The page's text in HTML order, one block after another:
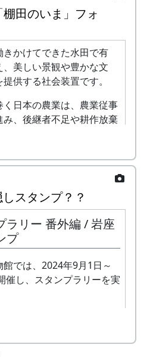
棚⽥の
1999
棚⽥の
ステー
ジへ
1999
⻩⾦の
海
1999
ン
みんな
テン
あした
は帰ろ
2000
ってい
る
2002
田のいま」フォ
かけてできた水田で有
美しい景観や豊かな文
供する社会装置です。
く日本の農業は、農業従事
、後継者不足や耕作放棄
。
ている日本の農業・農村
盤となる棚田を維持・保
課題となっています。
り棚田に関する研究・啓
新たに「棚田のいま」を
真に捉え、広く国民に発
に寄与したいと考え、こ
2回 棚田学会 「棚田のい
を下記のように開催しま
い。
スタンプ？？
ラリー 番外編 / 岩座
プ
では、2024年9月1日～
催し、スタンプラリーを実
何カ所も行かないと達成
「棚田の里 岩座神」に
成できる隠しスタンプが